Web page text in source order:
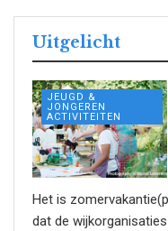
Uitgelicht
JEUGD &
JONGEREN
ACTIVITEITEN
Het is
dat de